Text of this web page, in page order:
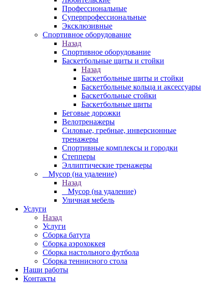
Профессиональные
Суперпрофессиональные
Эксклюзивные
Спортивное оборудование
Назад
Спортивное оборудование
Баскетбольные щиты и стойки
Назад
Баскетбольные щиты и стойки
Баскетбольные кольца и аксессуары
Баскетбольные стойки
Баскетбольные щиты
Беговые дорожки
Велотренажеры
Силовые, гребные, инверсионные
тренажеры
Спортивные комплексы и городки
Степперы
Эллиптические тренажеры
_ Мусор (на удаление)
Назад
_ Мусор (на удаление)
Уличная мебель
Услуги
Назад
Услуги
Сборка батута
Сборка аэрохоккея
Сборка настольного футбола
Сборка теннисного стола
Наши работы
Контакты